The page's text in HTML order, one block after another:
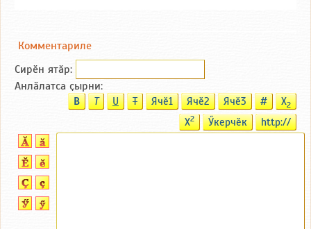
Комментариле
Сирӗн ятӑp:
Анлӑлатса ҫырни:
B T U T Ячӗ1 Ячӗ2 Ячӗ3 # X2
X2 Ӳкерчӗк http://